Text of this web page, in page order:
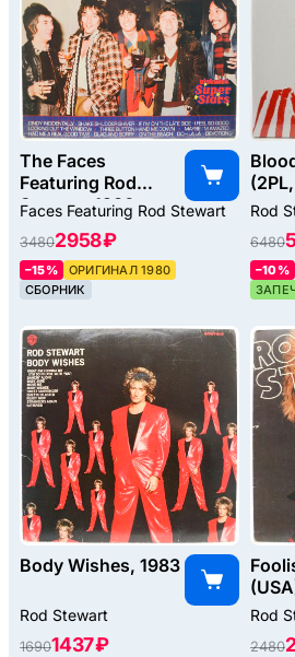
The Faces
Featuring Rod
Stewart, 1980
Faces Featuring Rod Stewart
34802958 ₽
–15%
ОРИГИНАЛ 1980
СБОРНИК
Rod
6480
–10%
Body Wishes, 1983
Rod Stewart
16901437 ₽
Rod
2480